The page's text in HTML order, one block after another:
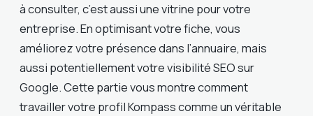
à consulter, c’est aussi une vitrine pour votre
entreprise. En optimisant votre fiche, vous
améliorez votre présence dans l’annuaire, mais
aussi potentiellement votre visibilité SEO sur
Google. Cette partie vous montre comment
travailler votre profil Kompass comme un véritable